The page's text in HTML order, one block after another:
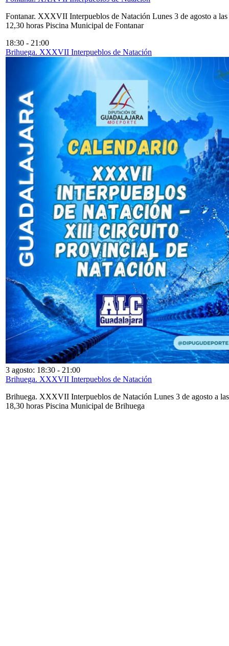
Fontanar. XXXVII Interpueblos de Natación Lunes 3 de agosto a las
12,30 horas Piscina Municipal de Fontanar
18:30 - 21:00
Brihuega. XXXVII Interpueblos de Natación
3 agosto: 18:30 - 21:00
Brihuega. XXXVII Interpueblos de Natación
Brihuega. XXXVII Interpueblos de Natación Lunes 3 de agosto a las
18,30 horas Piscina Municipal de Brihuega